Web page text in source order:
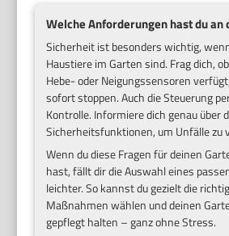
Welche Anforderungen hast du an
Sicherheit ist besonders wichtig,
Haustiere im Garten sind. Frag dich,
Hebe- oder Neigungssensoren
sofort stoppen. Auch die Steuerung
Kontrolle. Informiere dich genau über
Sicherheitsfunktionen, um Unfälle zu
Wenn du diese Fragen für deinen
hast, fällt dir die Auswahl eines
leichter. So kannst du gezielt die
Maßnahmen wählen und deinen
gepflegt halten – ganz ohne Stress.